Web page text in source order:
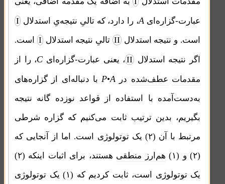
عبارت-گزاره‌ای A، را دارد، کهتالیِ نتیجه‌یِ استدلال I
است. و نتیجه استدلال II تالیِ نتیجه استدلالI است.
اگر نتیجه استدلال II، یعنی عبارت-گزاره‌ای C، را از
مقدمات عطف‌شده در P•A
با دنباله‌ای از گزاره‌های
به‌دست‌آمده با استفاده از قواعد نوزده گانه نتیجه
بگیریم، بدین ترتیب ثابت می‌کنیم که گزاره شرطی
مرتبط با آن (۲) یک توتولوژی است. اما از آنجایی که
(۲) و (۱)
هم‌ارز منطقی
هستند، برای اثبات اینکه (۲)
یک توتولوژی است، ثابت کردیم که (۱) یک توتولوژی